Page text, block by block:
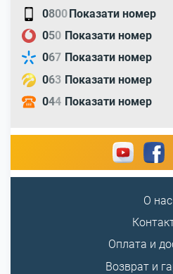
0800Показати номер
050 Показати номер
067 Показати номер
063 Показати номер
044 Показати номер
О нас
Оплата и
Возврат и